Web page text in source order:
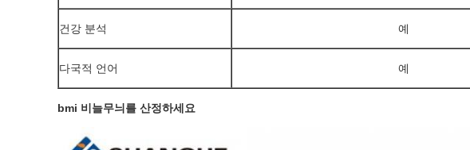
건강 분석 예
다국적 언어 예
bmi 비늘무늬를 산정하세요